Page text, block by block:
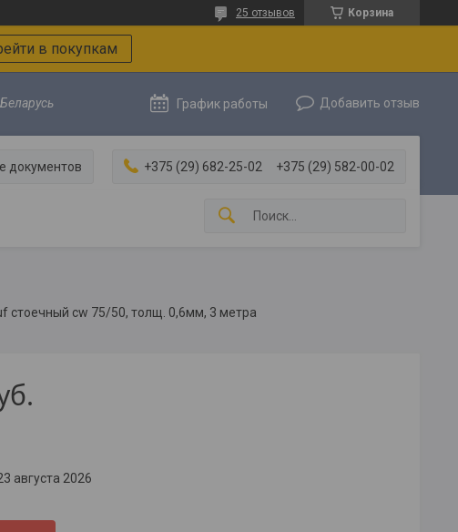
Корзина
25 отзывов
в покупкам
График работы Добавить отзыв
документов +375 (29) 682-25-02 +375 (29) 582-00-02
стоечный cw 75/50, толщ. 0,6мм, 3 метра
августа 2026